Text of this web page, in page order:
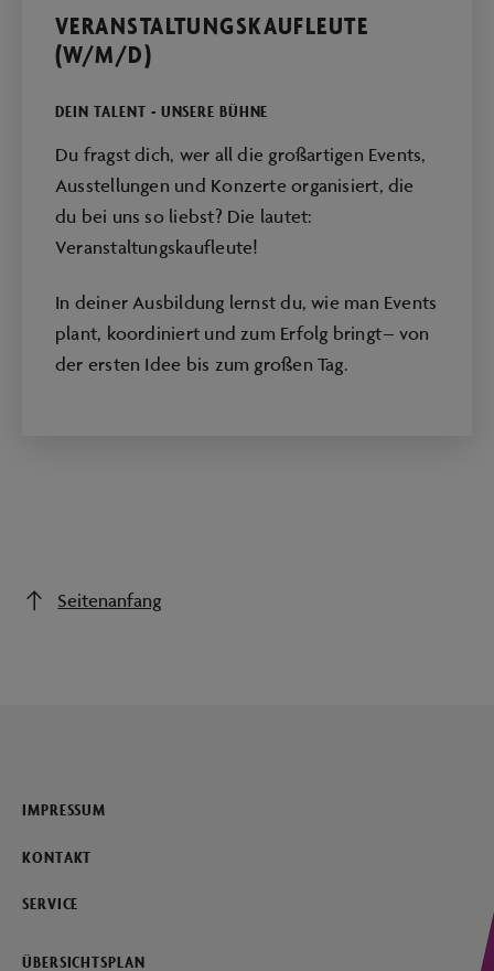
VERANSTALTUNGSKAUFLEUTE
(W/M/D)
DEIN TALENT - UNSERE BÜHNE
Du fragst dich, wer all die großartigen Events,
Ausstellungen und Konzerte organisiert, die
du bei uns so liebst? Die lautet:
Veranstaltungskaufleute!
In deiner Ausbildung lernst du, wie man Events
plant, koordiniert und zum Erfolg bringt – von
der ersten Idee bis zum großen Tag.
Seitenanfang
IMPRESSUM
KONTAKT
SERVICE
ÜBERSICHTSPLAN